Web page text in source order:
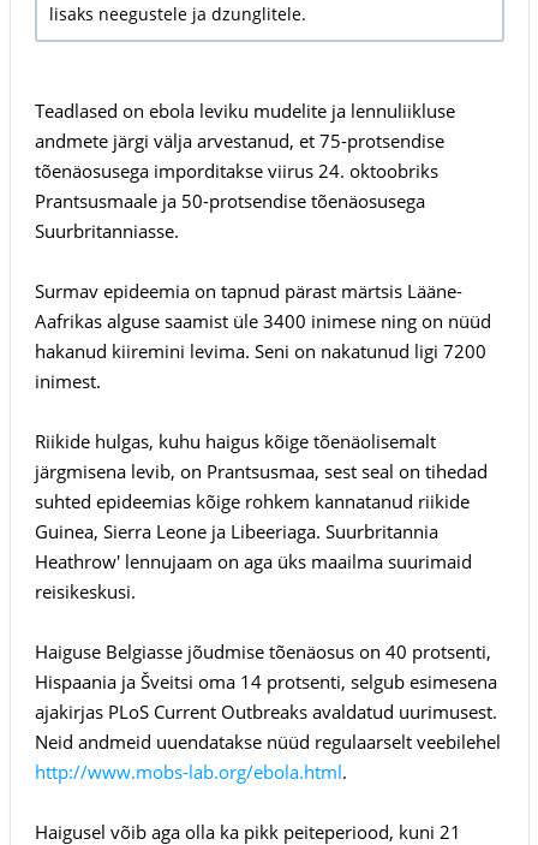
lisaks neegustele ja dzunglitele.
Teadlased on ebola leviku mudelite ja lennuliikluse
andmete järgi välja arvestanud, et 75-protsendise
tõenäosusega imporditakse viirus 24. oktoobriks
Prantsusmaale ja 50-protsendise tõenäosusega
Suurbritanniasse.
Surmav epideemia on tapnud pärast märtsis Lääne-
Aafrikas alguse saamist üle 3400 inimese ning on nüüd
hakanud kiiremini levima. Seni on nakatunud ligi 7200
inimest.
Riikide hulgas, kuhu haigus kõige tõenäolisemalt
järgmisena levib, on Prantsusmaa, sest seal on tihedad
suhted epideemias kõige rohkem kannatanud riikide
Guinea, Sierra Leone ja Libeeriaga. Suurbritannia
Heathrow' lennujaam on aga üks maailma suurimaid
reisikeskusi.
Haiguse Belgiasse jõudmise tõenäosus on 40 protsenti,
Hispaania ja Šveitsi oma 14 protsenti, selgub esimesena
ajakirjas PLoS Current Outbreaks avaldatud uurimusest.
Neid andmeid uuendatakse nüüd regulaarselt veebilehel
http://www.mobs-lab.org/ebola.html.
Haigusel võib aga olla ka pikk peiteperiood, kuni 21